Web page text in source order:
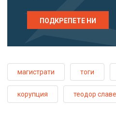
ПОДКРЕПЕТЕ НИ
магистрати тоги
корупция теодор